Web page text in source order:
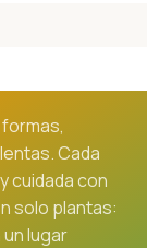
Cada
cuidada con
solo plantas:
lugar